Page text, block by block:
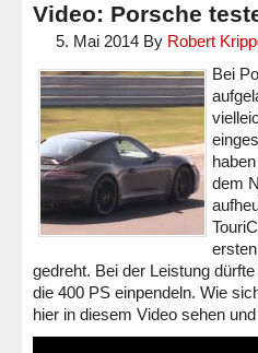
Video: Porsche
5. Mai 2014 By Robert
Bei
dem
gedreht. Bei der Leistung
die 400 PS einpendeln. Wie
hier in diesem Video sehen